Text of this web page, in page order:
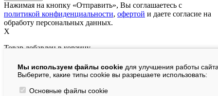
Мы используем файлы cookie для улучшения работы
Выберите, какие типы cookie вы разрешаете использовать:
Основные файлы cookie
Нажимая на кнопку «Отправить», Вы соглашаетесь с
политикой конфиденциальности, офертой и даете согласие на
обработу персональных данных.
X
Товар добавлен в корзину
В корзине:шт.